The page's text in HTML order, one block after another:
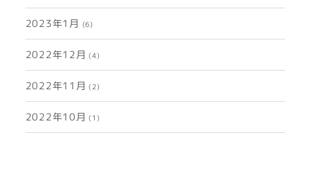
2023年1月 (6)
2022年12月 (4)
2022年11月 (2)
2022年10月 (1)